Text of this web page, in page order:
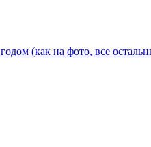
(как на фото, все